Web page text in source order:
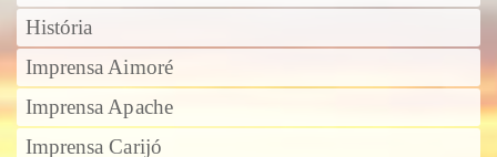
História
Imprensa Aimoré
Imprensa Apache
Imprensa Carijó